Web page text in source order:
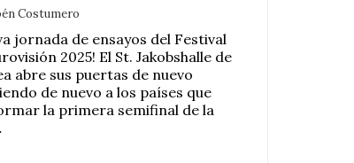
Costumero
jornada de ensayos del Festival
2025! El St. Jakobshalle de
abre sus puertas de nuevo
de nuevo a los países que
la primera semifinal de la